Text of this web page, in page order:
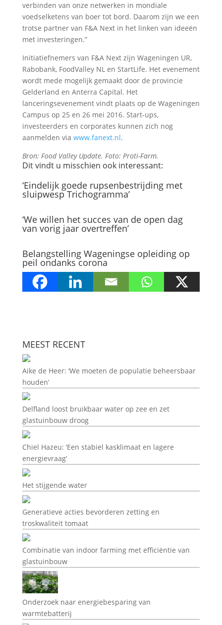
verbinden van onze netwerken in mondiale
voedselketens van boer tot bord. Daarom zijn we een
trotse partner van F&A Next in het linken van ideeën
met investeringen.”
Initiatiefnemers van F&A Next zijn Wageningen UR,
Rabobank, FoodValley NL en StartLife. Het evenement
wordt mede mogelijk gemaakt door de provincie
Gelderland en Anterra Capital. Het
lanceringsevenement vindt plaats op de Wageningen
Campus op 25 en 26 mei 2016. Start-ups,
investeerders en corporates kunnen zich nog
aanmelden via www.fanext.nl.
Bron: Food Valley Update. Foto: Proti-Farm.
Dit vindt u misschien ook interessant:
‘Eindelijk goede rupsenbestrijding met
sluipwesp Trichogramma’
‘We willen het succes van de open dag
van vorig jaar overtreffen’
Belangstelling Wageningse opleiding op
peil ondanks corona
MEEST RECENT
Aike de Heer: ‘We moeten de populatie beheersbaar
houden’
Delfland loost bruikbaar water op zee en zet
glastuinbouw droog
Chiel Hazeu: ‘Een stabiel kasklimaat en lagere
energievraag’
Het stijgende water
Generatieve acties bevorderen zetting en
troskwaliteit tomaat
Combinatie van indoor farming met efficiëntie van
glastuinbouw
Onderzoek naar energiebesparing van
warmtebatterij